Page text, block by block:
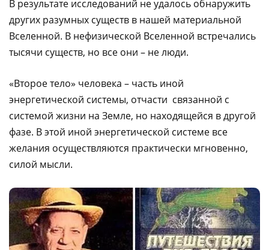
В результате исследований не удалось обнаружить
других разумных существ в нашей материальной
Вселенной. В нефизической Вселенной встречались
тысячи существ, но все они – не люди.
«Второе тело» человека – часть иной
энергетической системы, отчасти связанной с
системой жизни на Земле, но находящейся в другой
фазе. В этой иной энергетической системе все
желания осуществляются практически мгновенно,
силой мысли.